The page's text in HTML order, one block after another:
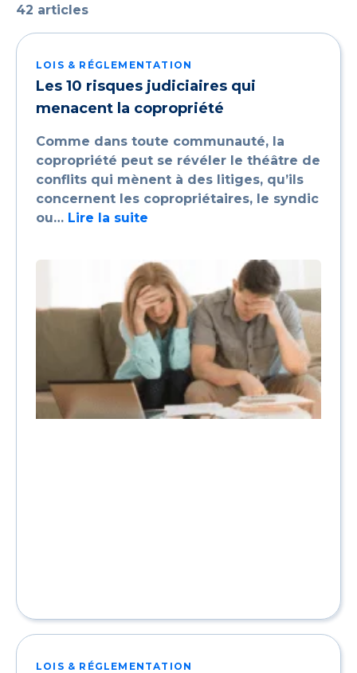
42 articles
LOIS & RÉGLEMENTATION
Les 10 risques judiciaires qui
menacent la copropriété
Comme dans toute communauté, la
copropriété peut se révéler le théâtre de
conflits qui mènent à des litiges, qu’ils
concernent les copropriétaires, le syndic
ou… Lire la suite
LOIS & RÉGLEMENTATION